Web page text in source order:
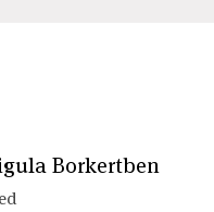
Borkertben